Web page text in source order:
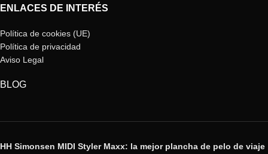
ENLACES DE INTERÉS
Política de cookies (UE)
Política de privacidad
Aviso Legal
BLOG
HH Simonsen MIDI Styler Maxx: la mejor plancha de pelo de viaje